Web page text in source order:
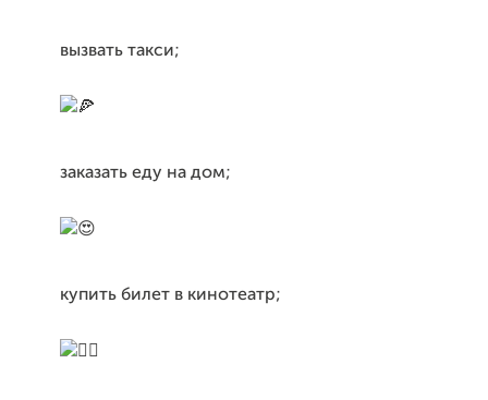
вызвать такси;
заказать еду на дом;
купить билет в кинотеатр;